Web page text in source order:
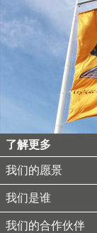
了解更多
我们的愿景
我们是谁
我们的合作伙伴